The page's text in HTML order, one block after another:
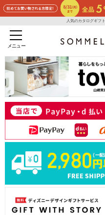
人気のカタログギフ
メニュー